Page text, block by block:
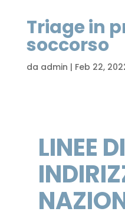
Triage in
soccorso
da admin | Feb 22,
LINEE DI